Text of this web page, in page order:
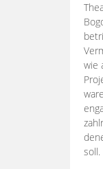
wie
zahlr
soll.